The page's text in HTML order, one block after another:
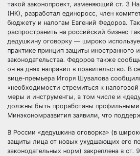
такой законопроект, изменяющий ст. 3
(НК), разработал единоросс, член
бюджету и налогам Евгений Федоров.
распространить на российский бизнес
дедушкину оговорку — широко
практике принцип защиты иностранного
законодательства. Федоров также
он на днях направил в правительство. В
вице-премьера Игоря Шувалова
«необходимости стремиться к
меры и инструменты, в том числе и
должны быть проработаны
Минэкономразвития заявили, что
В России «дедушкина оговорка» (в
защиты лица от новых ухудшающих его
законодательных норм) закреплена в ст.